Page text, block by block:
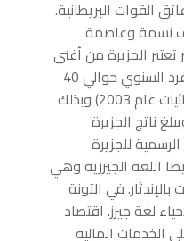
القوات البريطانية.
سكانها حوالي 90 ألف نسمة وعاصمة
الجزيرة من أغنى
مناطق العالم حيث يبلغ ناتج الفرد السنوي حوالي 40
ألف جنيه إسترليني حسب (إحصائيات عام 2003) وبذلك
ناتج الجزيرة
الرسمية للجزيرة
اللغة الجيرزية وهي
في الآونة
لغة جيرز. اقتصاد
الخدمات المالية